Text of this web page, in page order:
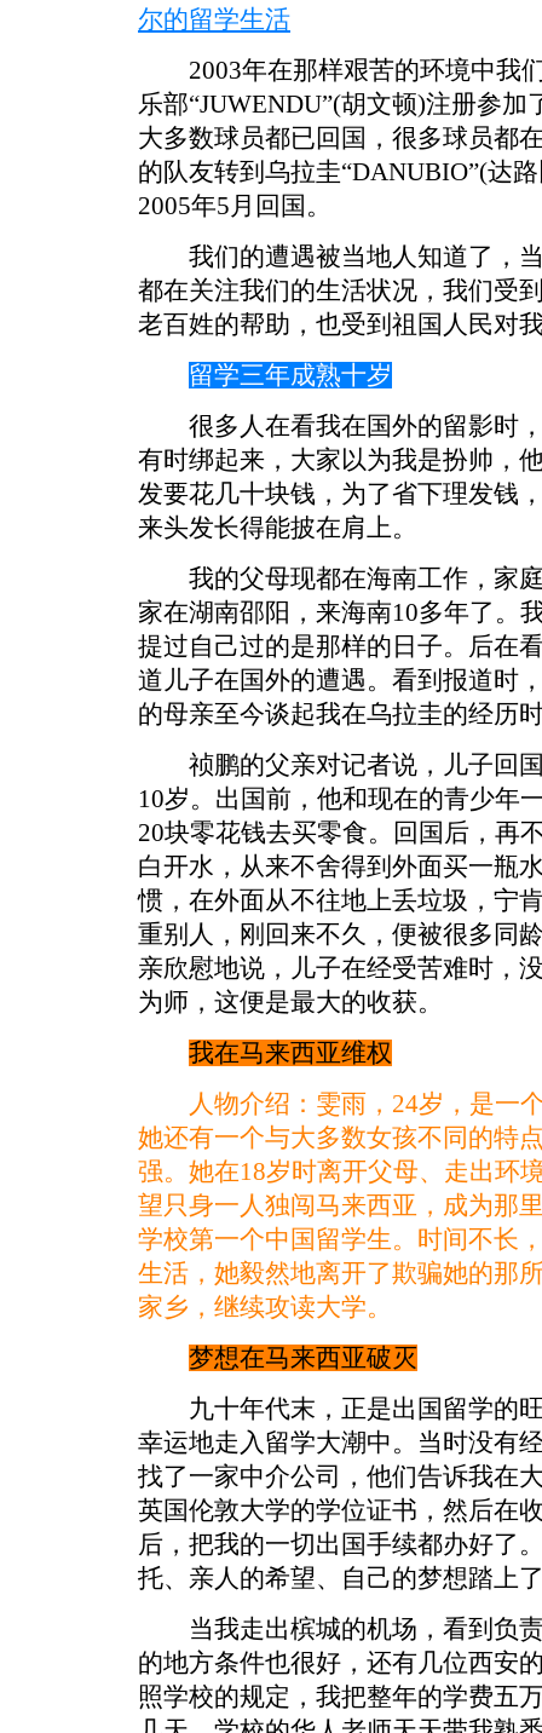
尔的留学生活
2003年在那样艰苦的环境中我
乐部“JUWENDU”(胡文顿)注册参
大多数球员都已回国，很多球员都
的队友转到乌拉圭“DANUBIO”(达
2005年5月回国。
我们的遭遇被当地人知道了，当
都在关注我们的生活状况，我们受
老百姓的帮助，也受到祖国人民对
留学三年成熟十岁
很多人在看我在国外的留影时，
有时绑起来，大家以为我是扮帅，
发要花几十块钱，为了省下理发钱
来头发长得能披在肩上。
我的父母现都在海南工作，家庭
家在湖南邵阳，来海南10多年了。
提过自己过的是那样的日子。后在
道儿子在国外的遭遇。看到报道时
的母亲至今谈起我在乌拉圭的经历
祯鹏的父亲对记者说，儿子回国
10岁。出国前，他和现在的青少年
20块零花钱去买零食。回国后，再
白开水，从来不舍得到外面买一瓶
惯，在外面从不往地上丢垃圾，宁
重别人，刚回来不久，便被很多同
亲欣慰地说，儿子在经受苦难时，
为师，这便是最大的收获。
我在马来西亚维权
人物介绍：雯雨，24岁，是一
她还有一个与大多数女孩不同的特
强。她在18岁时离开父母、走出环
望只身一人独闯马来西亚，成为那
学校第一个中国留学生。时间不长
生活，她毅然地离开了欺骗她的那
家乡，继续攻读大学。
梦想在马来西亚破灭
九十年代末，正是出国留学的旺
幸运地走入留学大潮中。当时没有
找了一家中介公司，他们告诉我在
英国伦敦大学的学位证书，然后在
后，把我的一切出国手续都办好了
托、亲人的希望、自己的梦想踏上
当我走出槟城的机场，看到负责
的地方条件也很好，还有几位西安
照学校的规定，我把整年的学费五